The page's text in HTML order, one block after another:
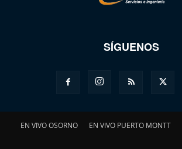
SÍGUENOS
EN VIVO OSORNO EN VIVO PUERTO MONTT